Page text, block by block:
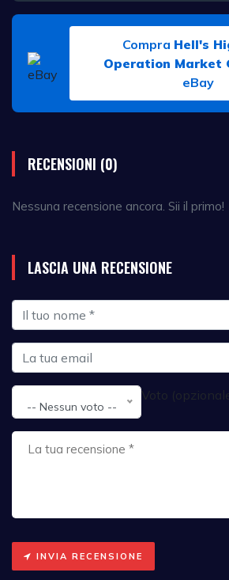
Compra Hell's
Operation Market
eBay
RECENSIONI (0)
Nessuna recensione ancora. Sii il primo!
LASCIA UNA RECENSIONE
Voto
-- Nessun voto --
INVIA RECENSIONE